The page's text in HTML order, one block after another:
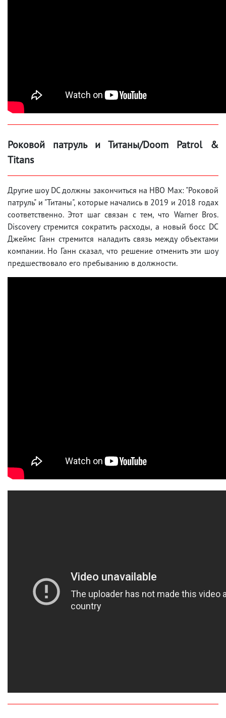
Роковой патруль и Титаны/Doom Patrol &
Titans
Другие шоу DC должны закончиться на HBO Max: "Роковой
патруль" и "Титаны", которые начались в 2019 и 2018 годах
соответственно. Этот шаг связан с тем, что Warner Bros.
Discovery стремится сократить расходы, а новый босс DC
Джеймс Ганн стремится наладить связь между объектами
компании. Но Ганн сказал, что решение отменить эти шоу
предшествовало его пребыванию в должности.